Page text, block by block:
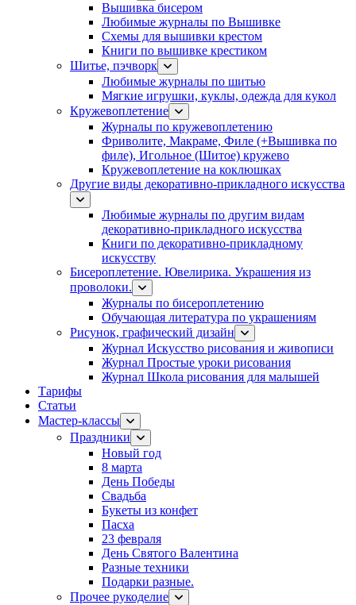
Вышивка бисером
Любимые журналы по Вышивке
Схемы для вышивки крестом
Книги по вышивке крестиком
Шитье, пэчворк
Любимые журналы по шитью
Мягкие игрушки, куклы, одежда для кукол
Кружевоплетение
Журналы по кружевоплетению
Фриволите, Макраме, Филе (+Вышивка по
филе), Игольное (Шитое) кружево
Кружевоплетение на коклюшках
Другие виды декоративно-прикладного искусства
Любимые журналы по другим видам
декоративно-прикладного искусства
Книги по декоративно-прикладному
искусству
Бисероплетение. Ювелирика. Украшения из
проволоки.
Журналы по бисероплетению
Обучающая литература по украшениям
Рисунок, графический дизайн
Журнал Искусство рисования и живописи
Журнал Простые уроки рисования
Журнал Школа рисования для малышей
Тарифы
Статьи
Мастер-классы
Праздники
Новый год
8 марта
День Победы
Свадьба
Букеты из конфет
Пасха
23 февраля
День Святого Валентина
Разные техники
Подарки разные.
Прочее рукоделие